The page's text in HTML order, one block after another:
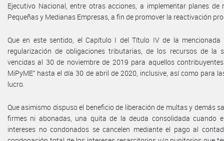
Ejecutivo Nacional, entre otras acciones, a implementar planes
Pequeñas y Medianas Empresas, a fin de promover la reactivación
Que en este sentido, el Capítulo I del Título IV de la mencionada
regularización de obligaciones tributarias, de los recursos de la
vencidas al 30 de noviembre de 2019 para aquellos
MiPyME” hasta el día 30 de abril de 2020, inclusive, así como para
lucro.
Que asimismo dispuso el beneficio de liberación de multas y demás
firmes ni abonadas, una quita de la deuda consolidada cuando
intereses no condonados se cancelen mediante el pago al